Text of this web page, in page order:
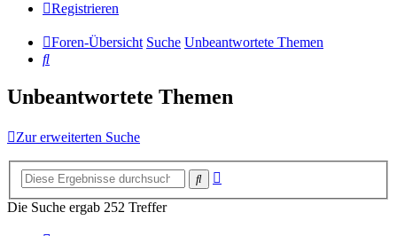
Registrieren
Foren-Übersicht Suche Unbeantwortete Themen
Suche
Unbeantwortete Themen
Zur erweiterten Suche
Suche
Die Suche ergab 252 Treffer